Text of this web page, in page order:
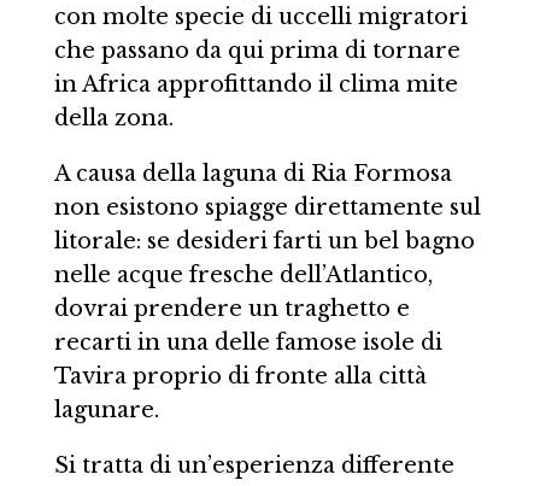
con molte specie di uccelli migratori
che passano da qui prima di tornare
in Africa approfittando il clima mite
della zona.
A causa della laguna di Ria Formosa
non esistono spiagge direttamente sul
litorale: se desideri farti un bel bagno
nelle acque fresche dell’Atlantico,
dovrai prendere un traghetto e
recarti in una delle famose isole di
Tavira proprio di fronte alla città
lagunare.
Si tratta di un’esperienza differente